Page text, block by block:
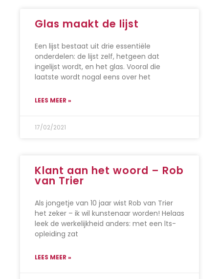
Glas maakt de lijst
Een lijst bestaat uit drie essentiële
onderdelen: de lijst zelf, hetgeen dat
ingelijst wordt, en het glas. Vooral die
laatste wordt nogal eens over het
LEES MEER »
17/02/2021
Klant aan het woord – Rob
van Trier
Als jongetje van 10 jaar wist Rob van Trier
het zeker – ik wil kunstenaar worden! Helaas
leek de werkelijkheid anders: met een lts-
opleiding zat
LEES MEER »